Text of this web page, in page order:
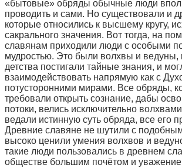
«бытовые» обряды обычные люди
проводить и сами. Но существовали и
которые относились к высшему кругу,
сакрального значения. Вот тогда, на
славянам приходили люди с особыми
мудростью. Это были волхвы и ведуны,
детства постигали тайные знания, и
взаимодействовать напрямую как с
потусторонними мирами. Все обряды,
требовали открыть сознание, дабы
потоки, велись исключительно
ведали истинную суть обряда, все его
Древние славяне не шутили с
высоко ценили умения волхвов и
такие люди пользовались в древнем
обществе большим почётом и